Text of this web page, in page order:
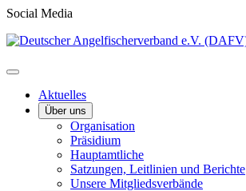
Social Media
Aktuelles
Über uns
Organisation
Präsidium
Hauptamtliche
Satzungen, Leitlinien und Berichte
Unsere Mitgliedsverbände